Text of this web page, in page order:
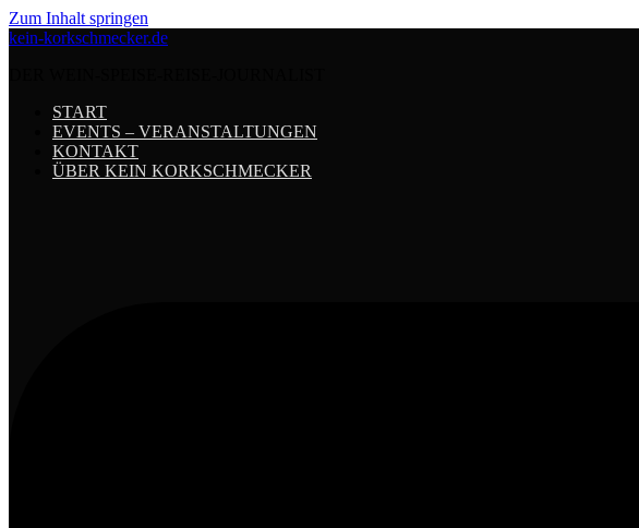
Zum Inhalt springen
kein-korkschmecker.de
START
EVENTS – VERANSTALTUNGEN
KONTAKT
ÜBER KEIN KORKSCHMECKER